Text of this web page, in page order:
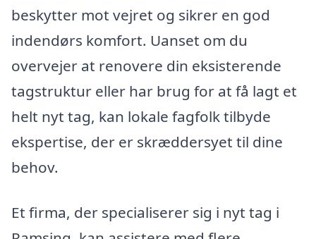
beskytter mot vejret og sikrer en god
indendørs komfort. Uanset om du
overvejer at renovere din eksisterende
tagstruktur eller har brug for at få lagt et
helt nyt tag, kan lokale fagfolk tilbyde
ekspertise, der er skræddersyet til dine
behov.
Et firma, der specialiserer sig i nyt tag i